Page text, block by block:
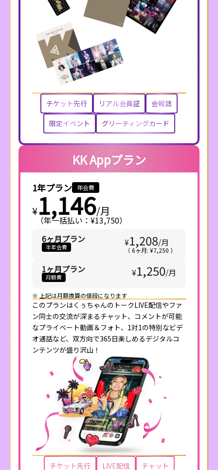
チケット先行 リアル会員証 会報誌
限定イベント グリーティングカード
KK Appプラン
1年プラン 年会費
¥1,146/月
（年一括払い：¥13,750）
6ヶ月プラン
半年会費 ¥1,208/月
（ 6ヶ月: ¥7,250 ）
1ヶ月プラン
月額費 ¥1,250/月
※ 上記は月額換算の値段になります
このプランはくぅちゃんのトークLIVE配信やファ
ン同士の交流が深まるチャット、コメントが可能
なプライベート動画＆フォト、1対1の特別なビデ
オ通話など、双方向で365日楽しめるデジタルコ
ンテンツが盛り沢山！
チケット先行 LIVE配信 チャット